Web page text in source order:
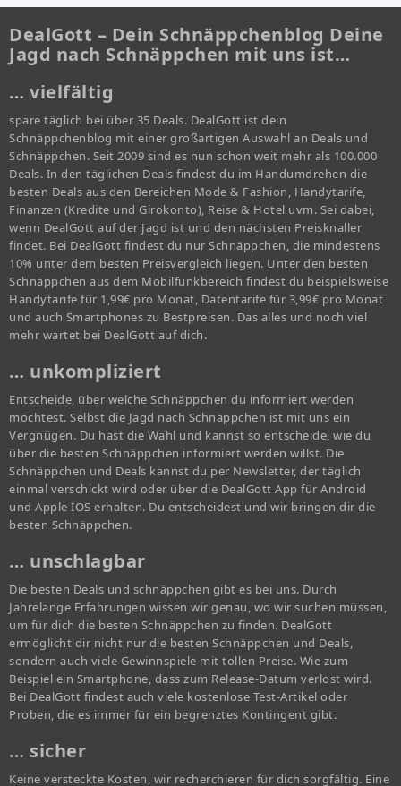
DealGott – Dein Schnäppchenblog Deine
Jagd nach Schnäppchen mit uns ist…
… vielfältig
spare täglich bei über 35 Deals. DealGott ist dein
Schnäppchenblog mit einer großartigen Auswahl an Deals und
Schnäppchen. Seit 2009 sind es nun schon weit mehr als 100.000
Deals. In den täglichen Deals findest du im Handumdrehen die
besten Deals aus den Bereichen Mode & Fashion, Handytarife,
Finanzen (Kredite und Girokonto), Reise & Hotel uvm. Sei dabei,
wenn DealGott auf der Jagd ist und den nächsten Preisknaller
findet. Bei DealGott findest du nur Schnäppchen, die mindestens
10% unter dem besten Preisvergleich liegen. Unter den besten
Schnäppchen aus dem Mobilfunkbereich findest du beispielsweise
Handytarife für 1,99€ pro Monat, Datentarife für 3,99€ pro Monat
und auch Smartphones zu Bestpreisen. Das alles und noch viel
mehr wartet bei DealGott auf dich.
… unkompliziert
Entscheide, über welche Schnäppchen du informiert werden
möchtest. Selbst die Jagd nach Schnäppchen ist mit uns ein
Vergnügen. Du hast die Wahl und kannst so entscheide, wie du
über die besten Schnäppchen informiert werden willst. Die
Schnäppchen und Deals kannst du per Newsletter, der täglich
einmal verschickt wird oder über die DealGott App für Android
und Apple IOS erhalten. Du entscheidest und wir bringen dir die
besten Schnäppchen.
… unschlagbar
Die besten Deals und schnäppchen gibt es bei uns. Durch
Jahrelange Erfahrungen wissen wir genau, wo wir suchen müssen,
um für dich die besten Schnäppchen zu finden. DealGott
ermöglicht dir nicht nur die besten Schnäppchen und Deals,
sondern auch viele Gewinnspiele mit tollen Preise. Wie zum
Beispiel ein Smartphone, dass zum Release-Datum verlost wird.
Bei DealGott findest auch viele kostenlose Test-Artikel oder
Proben, die es immer für ein begrenztes Kontingent gibt.
… sicher
Keine versteckte Kosten, wir recherchieren für dich sorgfältig. Eine